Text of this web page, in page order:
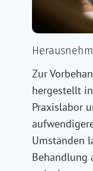
Zur
hergestellt
Praxislabor
Umständen
Behandlung